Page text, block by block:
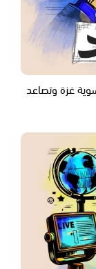
غزة وتصاعد